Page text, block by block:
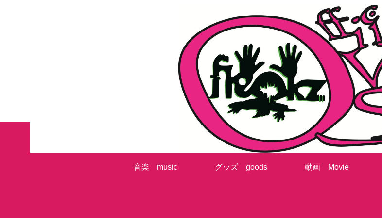
音楽 music グッズ goods 動画 Movie